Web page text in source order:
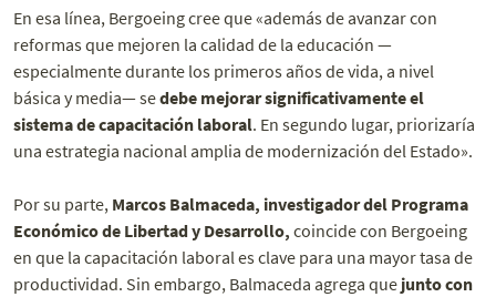
En esa línea, Bergoeing cree que «además de avanzar con
reformas que mejoren la calidad de la educación —
especialmente durante los primeros años de vida, a nivel
básica y media— sedebe mejorar significativamente el
sistema de capacitación laboral. En segundo lugar, priorizaría
una estrategia nacional amplia de modernización del Estado».
Por su parte, Marcos Balmaceda, investigador del Programa
Económico de Libertad y Desarrollo, coincide con Bergoeing
en que la capacitación laboral es clave para una mayor tasa de
productividad. Sin embargo, Balmaceda agrega que junto con